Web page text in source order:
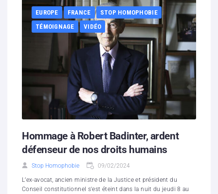
EUROPE FRANCE
STOP HOMOPHOBIE
TÉMOIGNAGE
VIDÉO
Hommage à Robert Badinter, ardent
défenseur de nos droits humains
Stop Homophobie 09/02/2024
L’ex-avocat, ancien ministre de la Justice et président du
Conseil constitutionnel s'est éteint dans la nuit du jeudi 8 au